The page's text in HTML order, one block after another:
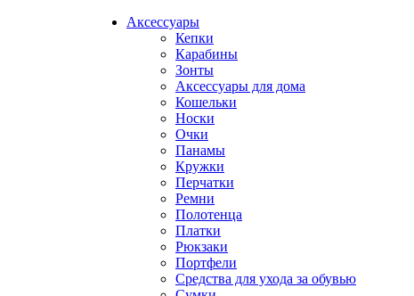
Аксессуары
Кепки
Карабины
Зонты
Аксессуары для дома
Кошельки
Носки
Очки
Панамы
Кружки
Перчатки
Ремни
Полотенца
Платки
Рюкзаки
Портфели
Средства для ухода за обувью